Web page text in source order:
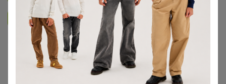
Подписаться на организатора 2.6K
В архиве Собрано